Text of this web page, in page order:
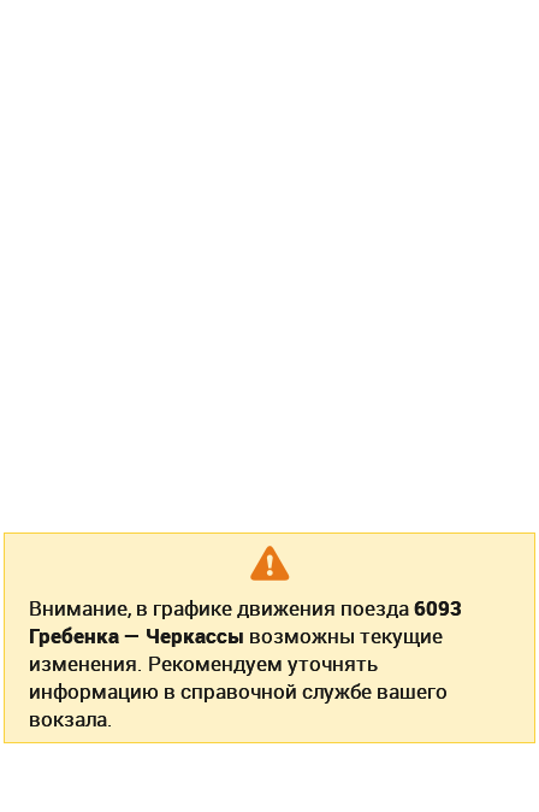
Внимание, в графике движения поезда6093
Гребенка — Черкассы возможны текущие
изменения. Рекомендуем уточнять
информацию в справочной службе вашего
вокзала.